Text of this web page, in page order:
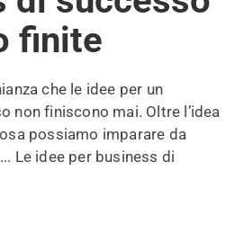
finite
che le idee per un
non finiscono mai. Oltre l’idea
possiamo imparare da
Le idee per business di